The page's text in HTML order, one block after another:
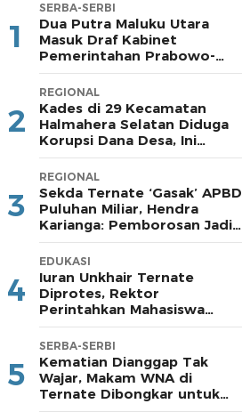
1
SERBA-SERBI
Dua Putra Maluku Utara
Masuk Draf Kabinet
Pemerintahan Prabowo-
Gibran, Cek 72 Nama
2
REGIONAL
Kades di 29 Kecamatan
Halmahera Selatan Diduga
Korupsi Dana Desa, Ini
Daftarnya
3
REGIONAL
Sekda Ternate ‘Gasak’ APBD
Puluhan Miliar, Hendra
Karianga: Pemborosan Jadi
Harus Diaudit
4
EDUKASI
Iuran Unkhair Ternate
Diprotes, Rektor
Perintahkan Mahasiswa
Jangan Kuliah
5
SERBA-SERBI
Kematian Dianggap Tak
Wajar, Makam WNA di
Ternate Dibongkar untuk
Autopsi